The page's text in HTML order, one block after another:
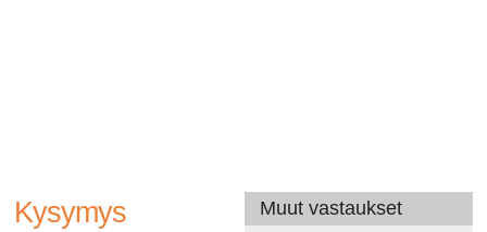
Muut vastaukset
Kysymys